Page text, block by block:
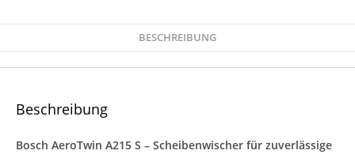
BESCHREIBUNG
Beschreibung
Bosch AeroTwin A215 S – Scheibenwischer für zuverlässige